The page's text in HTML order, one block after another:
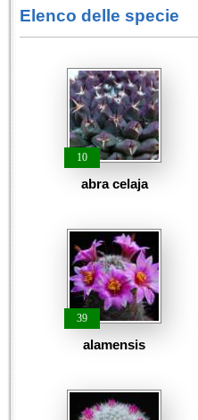
Elenco delle specie
10
abra celaja
39
alamensis